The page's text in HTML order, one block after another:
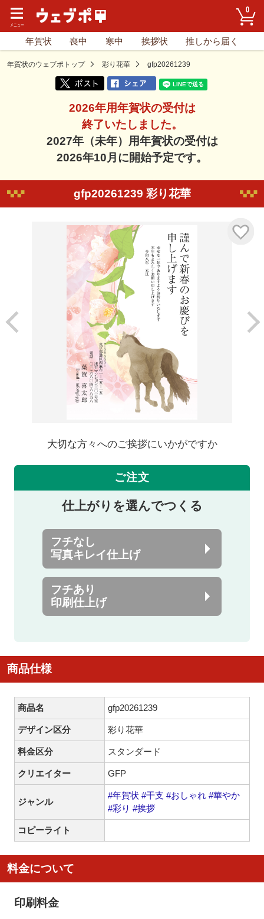
0
年賀状 喪中 寒中 挨拶状 推しから届く
年賀状のウェブポトップ 彩り花華 gfp20261239
2026年用年賀状の受付は
終了いたしました。
2027年（未年）用年賀状の受付は
2026年10月に開始予定です。
gfp20261239 彩り花華
大切な方々へのご挨拶にいかがですか
ご注文
仕上がりを選んでつくる
フチなし
写真キレイ仕上げ
フチあり
印刷仕上げ
商品仕様
商品名 gfp20261239
デザイン区分 彩り花華
料金区分 スタンダード
クリエイター GFP
ジャンル
#年賀状 #干支 #おしゃれ #華やか
#彩り #挨拶
コピーライト
料金について
印刷料金